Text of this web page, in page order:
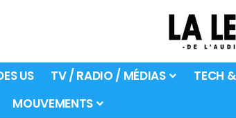
US TV / RADIO / MÉDIAS TECH
MOUVEMENTS